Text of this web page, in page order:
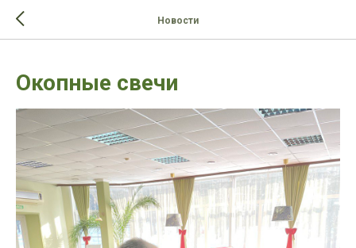
Новости
Окопные свечи